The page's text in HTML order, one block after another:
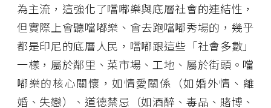
為主流，這強化了噹嘟樂與底層社會的連結性，
但實際上會聽噹嘟樂、會去跑噹嘟秀場的，幾乎
都是印尼的底層人民，噹嘟跟這些「社會多數」
一樣，屬於鄰里、菜市場、工地、屬於街頭。噹
嘟樂的核心關懷，如情愛關係（如婚外情、離
婚、失戀）、道德禁忌（如酒醉、毒品、賭博、